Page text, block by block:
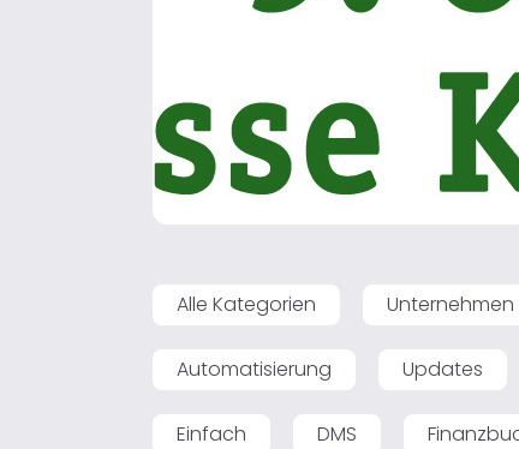
Alle Kategorien Unternehmen
Automatisierung Updates
Einfach DMS